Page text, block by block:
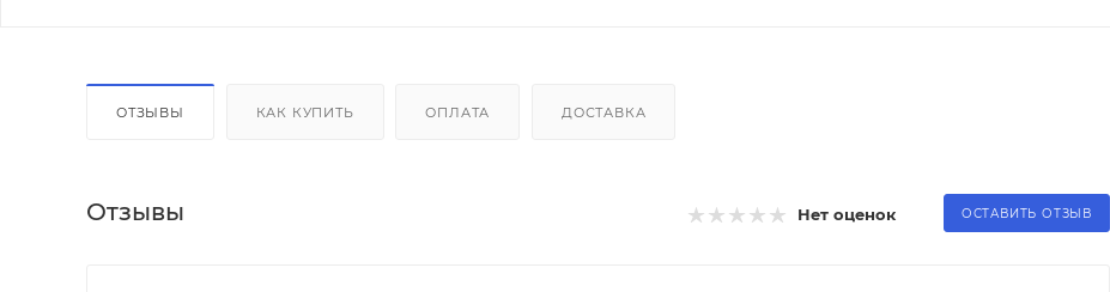
ОТЗЫВЫ КАК КУПИТЬ ОПЛАТА ДОСТАВКА
Отзывы Нет оценок ОСТАВИТЬ ОТЗЫВ